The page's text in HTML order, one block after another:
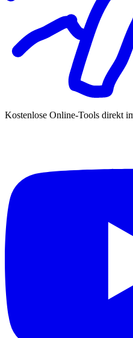
Kostenlose Online-Tools direkt